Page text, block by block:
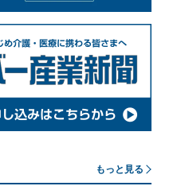
もっと見る